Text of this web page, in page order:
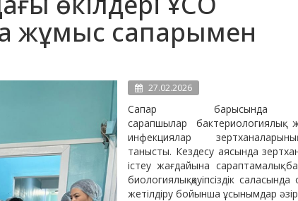
жұмыс сапарымен
27.02.2026
Сапар барысында
сарапшылар бактериологиялық
инфекциялар
танысты. Кездесу аясында
істеу жағдайына сараптамалық
биологиялық қауіпсіздік
жетілдіру бойынша ұсынымдар